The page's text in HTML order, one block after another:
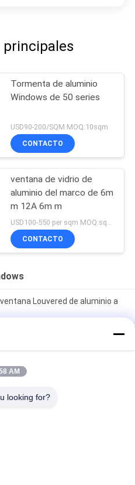
Tormenta de aluminio
Windows de 50 series
USD90-200/SQM MOQ:10sqm
CONTACTO
ventana de vidrio de
aluminio del marco de 6m
m 12A 6m m
CONTACTO
Louvered de aluminio a
UPVC de la lumbrera de la
vinilo interior
de viento Windows de la
con la malla de la
AM
looking for?